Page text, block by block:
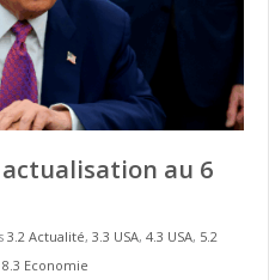
au 6
3.2 Actualité, 3.3 USA, 4.3 USA, 5.2
8.3 Economie